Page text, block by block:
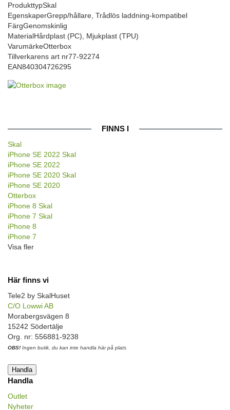
ProdukttypSkal
EgenskaperGrepp/hållare, Trådlös laddning-kompatibel
FärgGenomskinlig
MaterialHårdplast (PC), Mjukplast (TPU)
VarumärkeOtterbox
Tillverkarens art nr77-92274
EAN840304726295
FINNS I
Skal
iPhone SE 2022 Skal
iPhone SE 2022
iPhone SE 2020 Skal
iPhone SE 2020
Otterbox
iPhone 8 Skal
iPhone 7 Skal
iPhone 8
iPhone 7
Visa fler
Här finns vi
Tele2 by SkalHuset
C/O Lowwi AB
Morabergsvägen 8
15242 Södertälje
Org. nr: 556881-9238
OBS! Ingen butik, du kan inte handla här på plats
Handla
Handla
Outlet
Nyheter